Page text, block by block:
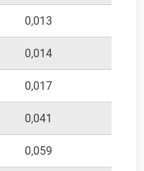
0,013
0,014
0,017
0,041
0,059